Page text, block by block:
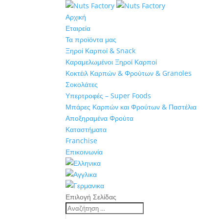
Αρχική
Εταιρεία
Τα προϊόντα μας
Ξηροί Καρποί & Snack
Καραμελωμένοι Ξηροί Καρποί
Κοκτέιλ Καρπών & Φρούτων & Granoles
Σοκολάτες
Υπερτροφές – Super Foods
Μπάρες Καρπών και Φρούτων & Παστέλια
Αποξηραμένα Φρούτα
Καταστήματα
Franchise
Επικοινωνία
Επιλογή Σελίδας